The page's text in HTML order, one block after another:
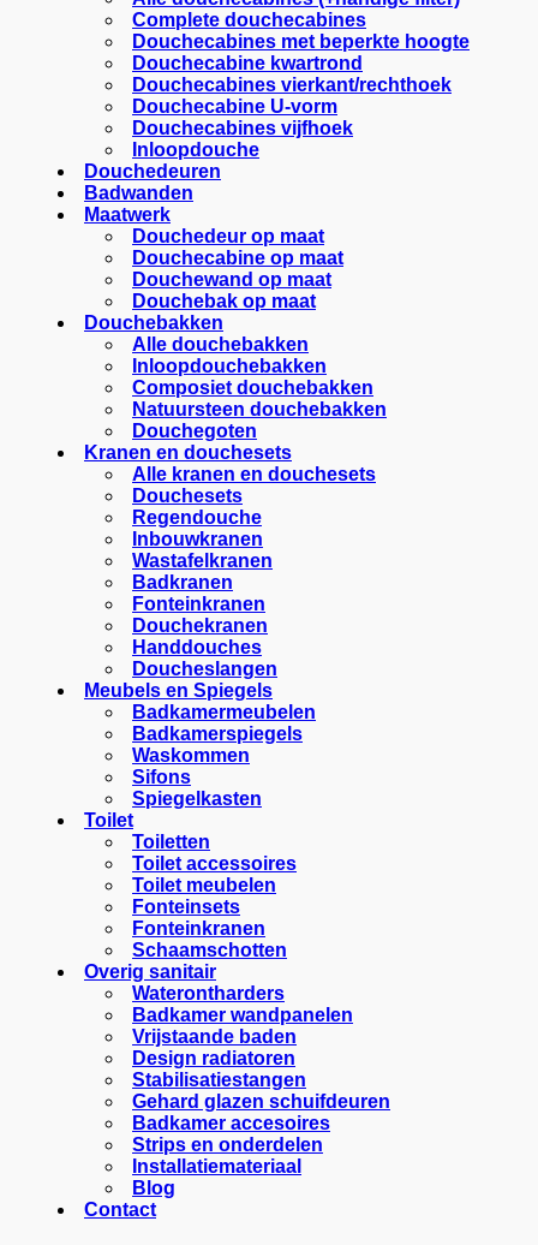
Complete douchecabines
Douchecabines met beperkte hoogte
Douchecabine kwartrond
Douchecabines vierkant/rechthoek
Douchecabine U-vorm
Douchecabines vijfhoek
Inloopdouche
Douchedeuren
Badwanden
Maatwerk
Douchedeur op maat
Douchecabine op maat
Douchewand op maat
Douchebak op maat
Douchebakken
Alle douchebakken
Inloopdouchebakken
Composiet douchebakken
Natuursteen douchebakken
Douchegoten
Kranen en douchesets
Alle kranen en douchesets
Douchesets
Regendouche
Inbouwkranen
Wastafelkranen
Badkranen
Fonteinkranen
Douchekranen
Handdouches
Doucheslangen
Meubels en Spiegels
Badkamermeubelen
Badkamerspiegels
Waskommen
Sifons
Spiegelkasten
Toilet
Toiletten
Toilet accessoires
Toilet meubelen
Fonteinsets
Fonteinkranen
Schaamschotten
Overig sanitair
Waterontharders
Badkamer wandpanelen
Vrijstaande baden
Design radiatoren
Stabilisatiestangen
Gehard glazen schuifdeuren
Badkamer accesoires
Strips en onderdelen
Installatiemateriaal
Blog
Contact